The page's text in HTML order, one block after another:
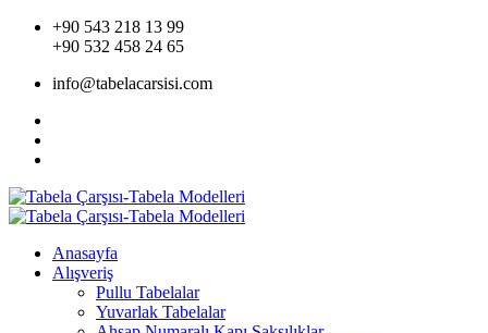
+90 543 218 13 99
+90 532 458 24 65
info@tabelacarsisi.com
Anasayfa
Alışveriş
Pullu Tabelalar
Yuvarlak Tabelalar